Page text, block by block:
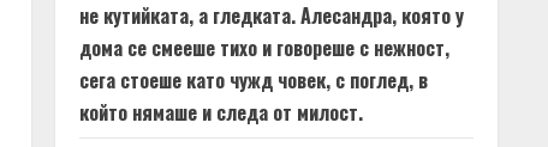
не кутийката, а гледката. Алесандра, която у
дома се смееше тихо и говореше с нежност,
сега стоеше като чужд човек, с поглед, в
който нямаше и следа от милост.